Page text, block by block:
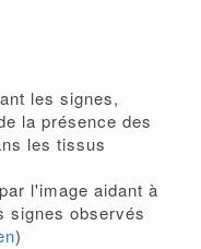
les signes,
la présence des
les tissus
l'image aidant à
signes observés
)